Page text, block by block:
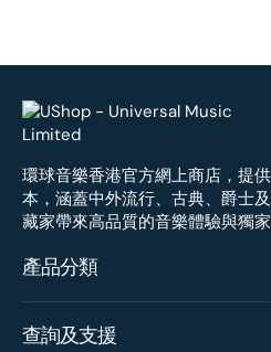
環球音樂香港官方網上商店，提
本，涵蓋中外流行、古典、爵士
藏家帶來高品質的音樂體驗與獨家
產品分類
查詢及支援